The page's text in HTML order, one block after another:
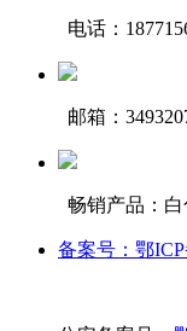
电话：
邮箱：
畅销产品：
备案号：鄂ICP